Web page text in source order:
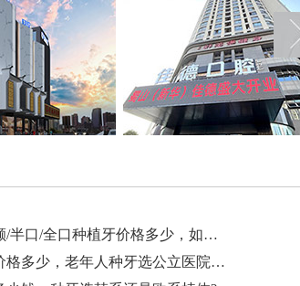
2024年合肥市单颗/半口/全口种植牙价格多少，如何延长种
合肥种植牙齿的价格多少，老年人种牙选公立医院还是私立